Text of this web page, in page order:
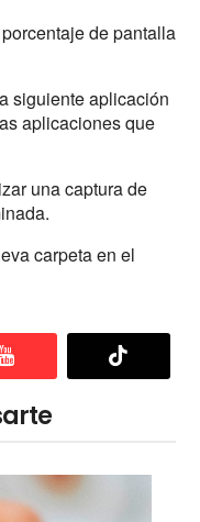
de pantalla
siguiente aplicación
aplicaciones que
una captura de
carpeta en el